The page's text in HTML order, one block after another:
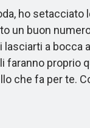
ho setacciato
un buon
a bocca
proprio
che fa per te.